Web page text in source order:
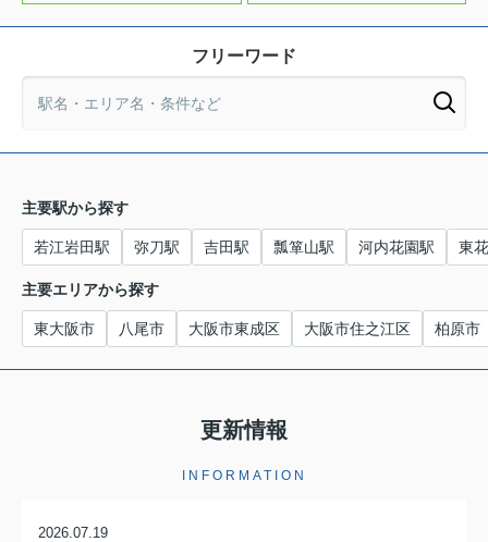
フリーワード
主要駅から探す
若江岩田駅 弥刀駅 吉田駅 瓢箪山駅 河内花園駅 東
主要エリアから探す
東大阪市 八尾市 大阪市東成区 大阪市住之江区 柏原市
更新情報
INFORMATION
2026.07.19